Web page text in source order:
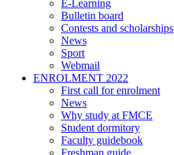
E-Learning
Bulletin board
Contests and scholarships
News
Sport
Webmail
ENROLMENT 2022
First call for enrolment
News
Why study at FMCE
Student dormitory
Faculty guidebook
Freshman guide